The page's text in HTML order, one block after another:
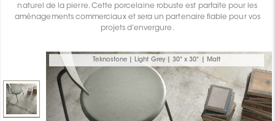
naturel de la pierre. Cette porcelaine robuste est parfaite pour les
aménagements commerciaux et sera un partenaire fiable pour vos
projets d’envergure.
Teknostone | Light Grey | 30" x 30" | Matt